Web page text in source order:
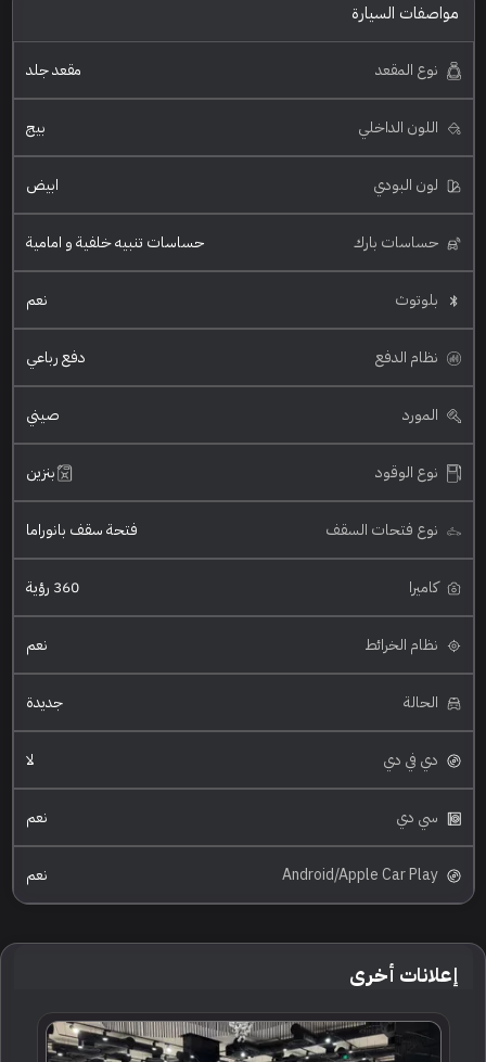
مواصفات السيارة
نوع المقعد مقعد جلد
اللون الداخلي بيج
لون البودي ابيض
حساسات بارك حساسات تنبيه خلفية و امامية
بلوتوث نعم
نظام الدفع دفع رباعي
المورد صيني
نوع الوقود بنزين
نوع فتحات السقف فتحة سقف بانوراما
كاميرا 360 رؤية
نظام الخرائط نعم
الحالة جديدة
دي في دي لا
سي دي نعم
Android/Apple Car Play نعم
إعلانات أخرى